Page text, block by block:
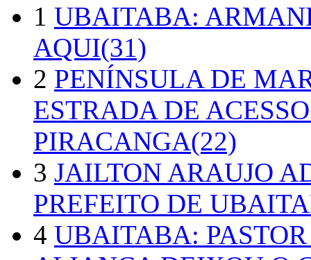
1 UBAITABA:
AQUI(31)
2 PENÍNSULA DE
ESTRADA DE
PIRACANGA(22)
3 JAILTON ARAUJO
PREFEITO DE
4 UBAITABA: